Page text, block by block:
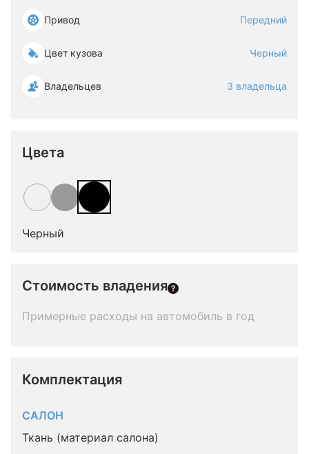
Привод Передний
Цвет кузова Черный
Владельцев 3 владельца
Цвета
Черный
Стоимость владения
Примерные расходы на автомобиль в год
Комплектация
САЛОН
Ткань (материал салона)